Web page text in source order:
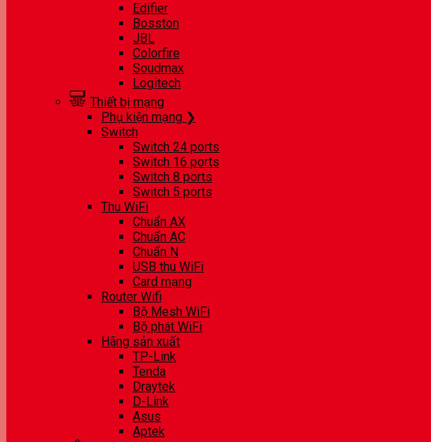
Edifier
Bosston
JBL
Colorfire
Soudmax
Logitech
Thiết bị mạng
Phụ kiện mạng ❯
Switch
Switch 24 ports
Switch 16 ports
Switch 8 ports
Switch 5 ports
Thu WiFi
Chuẩn AX
Chuẩn AC
Chuẩn N
USB thu WiFi
Card mạng
Router Wifi
Bộ Mesh WiFi
Bộ phát WiFi
Hãng sản xuất
TP-Link
Tenda
Draytek
D-Link
Asus
Aptek